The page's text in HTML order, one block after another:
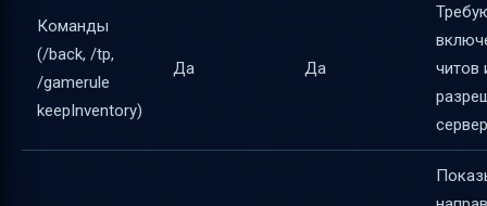
Команды
(/back, /tp,
/gamerule
keepInventory)
Да Да
читов